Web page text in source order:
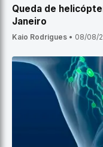
Queda de
Janeiro
Kaio Rodrigues • 08/08/